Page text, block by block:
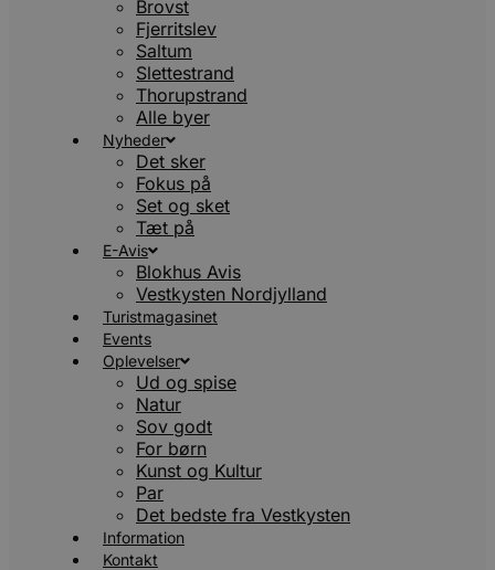
Brovst
Fjerritslev
Saltum
Slettestrand
Thorupstrand
Alle byer
Nyheder
Det sker
Fokus på
Set og sket
Tæt på
E-Avis
Blokhus Avis
Vestkysten Nordjylland
Turistmagasinet
Events
Oplevelser
Ud og spise
Natur
Sov godt
For børn
Kunst og Kultur
Par
Det bedste fra Vestkysten
Information
Kontakt